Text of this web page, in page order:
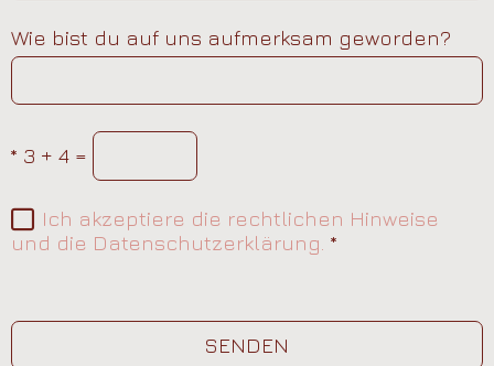
Wie bist du auf uns aufmerksam geworden?
* 3 + 4 =
Ich akzeptiere die rechtlichen Hinweise
und die Datenschutzerklärung. *
SENDEN